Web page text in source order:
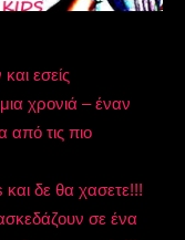
εσείς
χρονιά – έναν
από τις πιο
δε θα χασετε!!!
σε ένα